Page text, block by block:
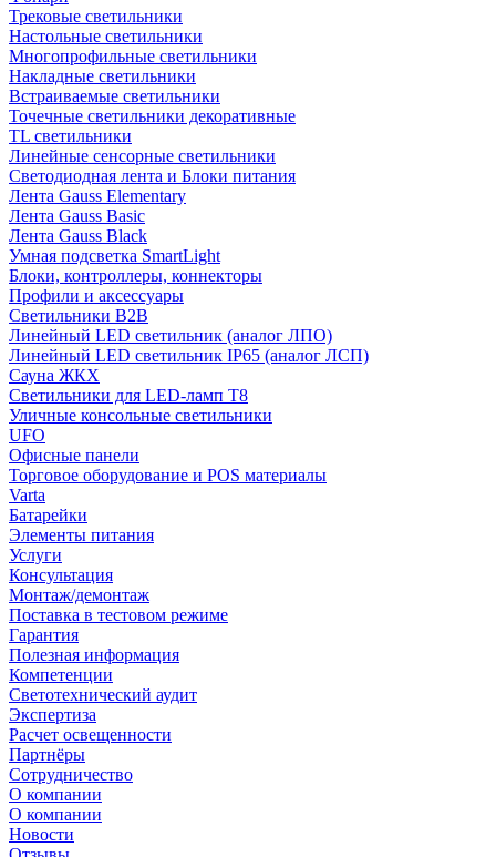
Трековые светильники
Настольные светильники
Многопрофильные светильники
Накладные светильники
Встраиваемые светильники
Точечные светильники декоративные
TL светильники
Линейные сенсорные светильники
Светодиодная лента и Блоки питания
Лента Gauss Elementary
Лента Gauss Basic
Лента Gauss Black
Умная подсветка SmartLight
Блоки, контроллеры, коннекторы
Профили и аксессуары
Светильники B2B
Линейный LED светильник (аналог ЛПО)
Линейный LED светильник IP65 (аналог ЛСП)
Сауна ЖКХ
Светильники для LED-ламп T8
Уличные консольные светильники
UFO
Офисные панели
Торговое оборудование и POS материалы
Varta
Батарейки
Элементы питания
Услуги
Консультация
Монтаж/демонтаж
Поставка в тестовом режиме
Гарантия
Полезная информация
Компетенции
Светотехнический аудит
Экспертиза
Расчет освещенности
Партнёры
Cотрудничество
О компании
О компании
Новости